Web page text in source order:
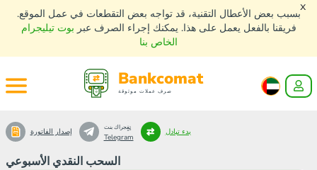
بسبب بعض الأعطال التقنية، قد تواجه بعض التقطعات في عمل الموقع.
فريقنا بالفعل يعمل على هذا. يمكنك إجراء الصرف عبر بوت تيليجرام
الخاص بنا
x
Bankcomat
صرف عملات موثوقة
السحب النقدي الأسبوعي
إصدار الفاتورة تٍفٍجراك بنت
Telegram
بدء تبادل